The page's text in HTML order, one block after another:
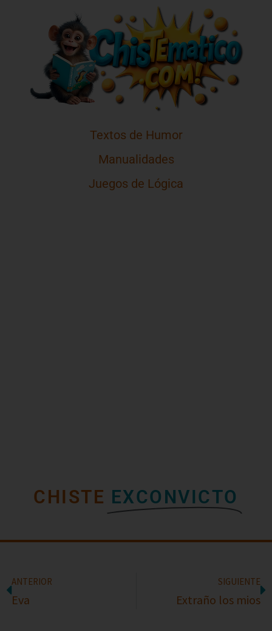
Textos de Humor
Manualidades
Juegos de Lógica
CHISTE EXCONVICTO
ANTERIOR
Eva
SIGUIENTE
Extraño los mios